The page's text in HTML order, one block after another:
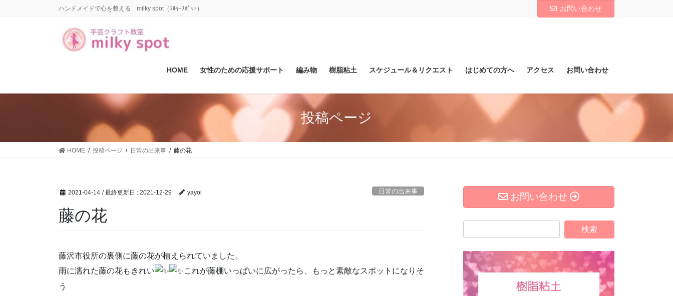
ハンドメイドで心を整える milky spot（ﾐﾙｷｰｽﾎﾟｯﾄ） お問い合わせ
HOME 女性のための応援サポート 編み物 樹脂粘土 スケジュール＆リクエスト はじめての方へ アクセス お問い合わせ
投稿ページ
HOME 投稿ページ 日常の出来事 藤の花
2021-04-14 / 最終更新日 : 2021-12-29 yayoi 日常の出来事
藤の花
藤沢市役所の裏側に藤の花が植えられていました。
雨に濡れた藤の花もきれい
これが藤棚いっぱいに広がったら、もっと素敵なスポットになりそ
う
お問い合わせ